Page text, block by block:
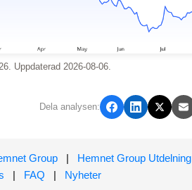
Uppdaterad 2026-08-06.
Dela analysen:
Group |
Hemnet Group Utdelning
| FAQ | Nyheter